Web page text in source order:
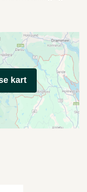
kart